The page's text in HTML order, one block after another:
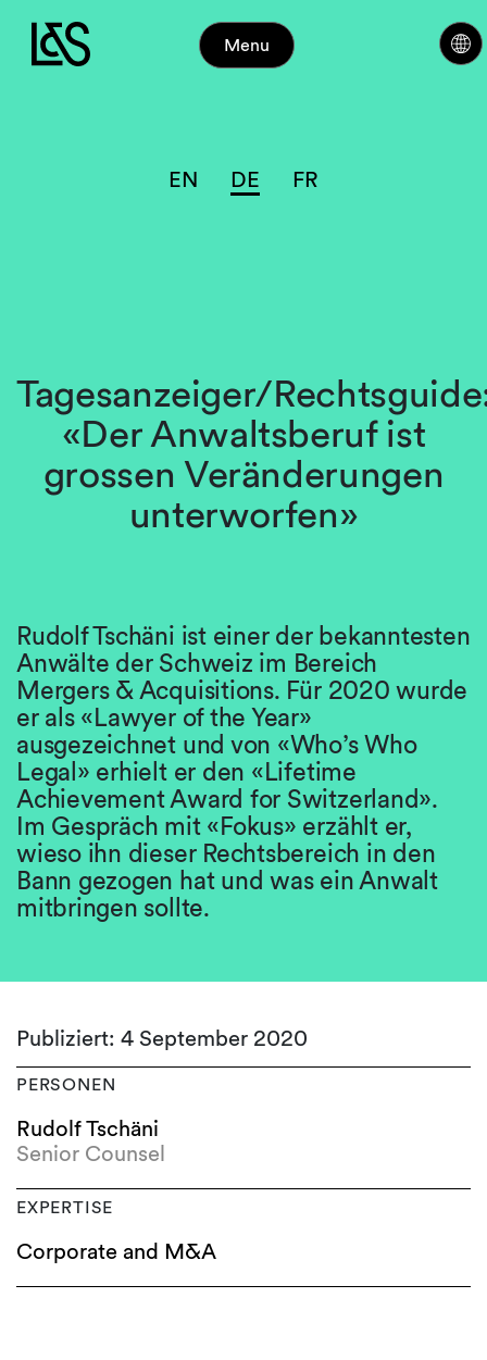
Menu
EN DE FR
Tagesanzeiger/
«Der Anwaltsberuf ist
grossen Veränderungen
unterworfen»
Rudolf Tschäni ist einer der bekanntesten
Anwälte der Schweiz im Bereich
Mergers & Acquisitions. Für 2020 wurde
er als «Lawyer of the Year»
ausgezeichnet und von «Who’s Who
Legal» erhielt er den «Lifetime
Achievement Award for Switzerland».
Im Gespräch mit «Fokus» erzählt er,
wieso ihn dieser Rechtsbereich in den
Bann gezogen hat und was ein Anwalt
mitbringen sollte.
Publiziert: 4 September 2020
PERSONEN
Rudolf Tschäni
Senior Counsel
EXPERTISE
Corporate and M&A